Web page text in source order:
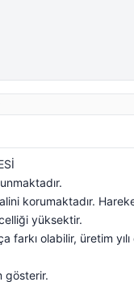
korumaktadır.
yüksektir.
olabilir, üretim
gösterir.